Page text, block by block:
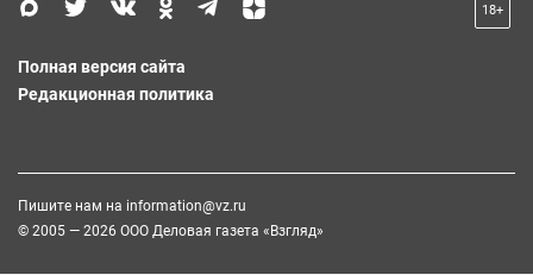
18+
Полная версия сайта
Редакционная политика
Пишите нам на information@vz.ru
© 2005 — 2026 ООО Деловая газета «Взгляд»